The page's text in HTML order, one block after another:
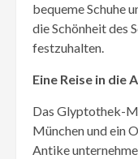
bequeme Schuhe
die Schönheit des
festzuhalten.
Eine Reise in die
Das Glyptothek-
München und ein
Antike